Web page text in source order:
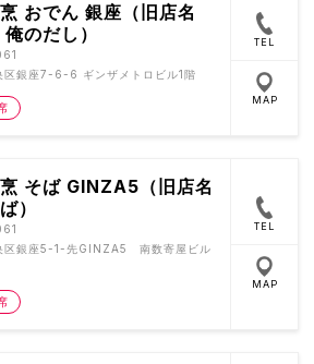
おでん 銀座（旧店名
のだし）
区銀座7-6-6 ギンザメトロビル1階
TEL
MAP
そば GINZA5（旧店名
）
区銀座5-1-先GINZA5 南数寄屋ビル
TEL
MAP